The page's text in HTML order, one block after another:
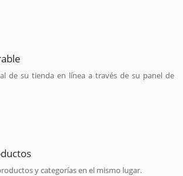
de su tienda en línea a través de su panel de
y categorías en el mismo lugar.